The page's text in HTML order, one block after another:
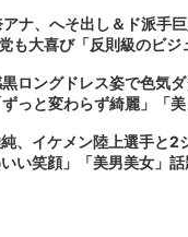
ナ、へそ出し＆ド派手
大喜び「反則級のビジ
ロングドレス姿で色気
っと変わらず綺麗」「美
、イケメン陸上選手と
い笑顔」「美男美女」話